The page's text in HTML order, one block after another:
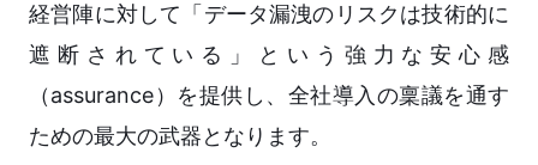
経営陣に対して「データ漏洩のリスクは技術的に
遮断されている」という強力な安心感
（assurance）を提供し、全社導入の稟議を通す
ための最大の武器となります。